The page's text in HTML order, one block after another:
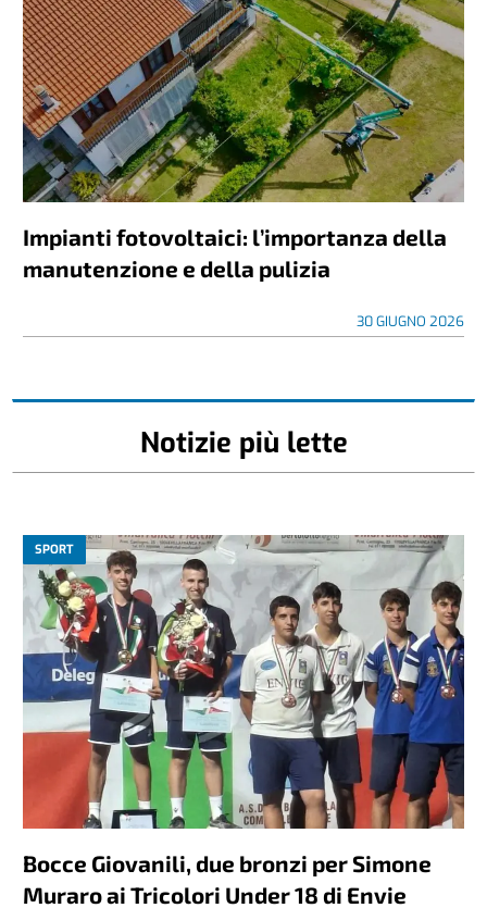
Impianti fotovoltaici: l’importanza della
manutenzione e della pulizia
30 GIUGNO 2026
Notizie più lette
SPORT
Bocce Giovanili, due bronzi per Simone
Muraro ai Tricolori Under 18 di Envie